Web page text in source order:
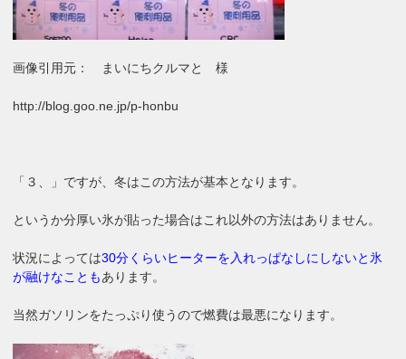
画像引用元： まいにちクルマと 様
http://blog.goo.ne.jp/p-honbu
「３、」ですが、冬はこの方法が基本となります。
というか分厚い氷が貼った場合はこれ以外の方法はありません。
状況によっては30分くらいヒーターを入れっぱなしにしないと氷
が融けなこともあります。
当然ガソリンをたっぷり使うので燃費は最悪になります。